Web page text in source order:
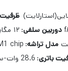
دوربین سلفی: ۱۲ مگاپیکسل
مدل تراشه:
chip
باتری: 28.6 وات-ساعت